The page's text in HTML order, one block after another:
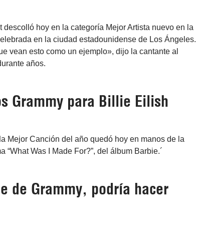
hoy en la categoría Mejor Artista nuevo en la
en la ciudad estadounidense de Los Ángeles.
vean esto como un ejemplo», dijo la cantante al
años.
Grammy para Billie Eilish
Mejor Canción del año quedó hoy en manos de la
Was I Made For?”, del álbum Barbie.´
de Grammy, podría hacer